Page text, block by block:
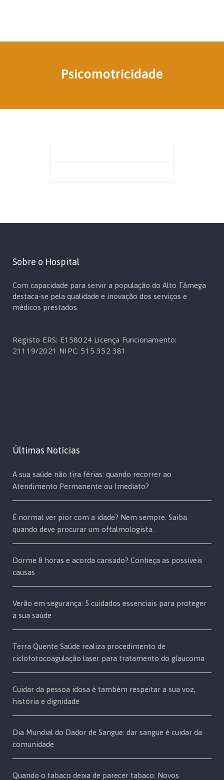
Psicomotricidade
Sobre o Hospital
Com capacidade para servir a população do Alto Tâmega
destaca-se pela qualidade e inovação dos serviços e
médicos prestados.
Registo ERS: E158024 Licença Funcionamento:
21119/2021 NIPC: 515 352 381
Últimas Notícias
A sua saúde não tira férias: quando recorrer ao
Atendimento Permanente ou Imediato?
É normal ver pior com a idade? Nem sempre. Saiba
quando deve procurar um oftalmologista.
Dorme 8 horas e acorda cansado? Conheça as possíveis
causas
Verão em segurança: 5 cuidados essenciais para proteger
a sua saúde
Terra Quente Saúde realiza procedimento de
ciclofotocoagulação laser para tratamento do glaucoma
Cuidar da pessoa idosa é também respeitar a sua voz,
história e dignidade
Dia Mundial do Dador de Sangue: dar sangue é cuidar da
comunidade
Quando o tabaco deixa de parecer tabaco: Novos